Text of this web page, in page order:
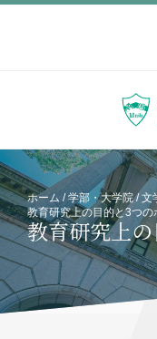
ホーム 学部・大学院 文
教育研究上の目的と3つ
教育研究上